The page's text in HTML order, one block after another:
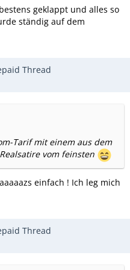
geklappt und alles so
ständig auf dem
Thread
Tarif mit einem aus dem
vom feinsten
einfach ! Ich leg mich
Thread